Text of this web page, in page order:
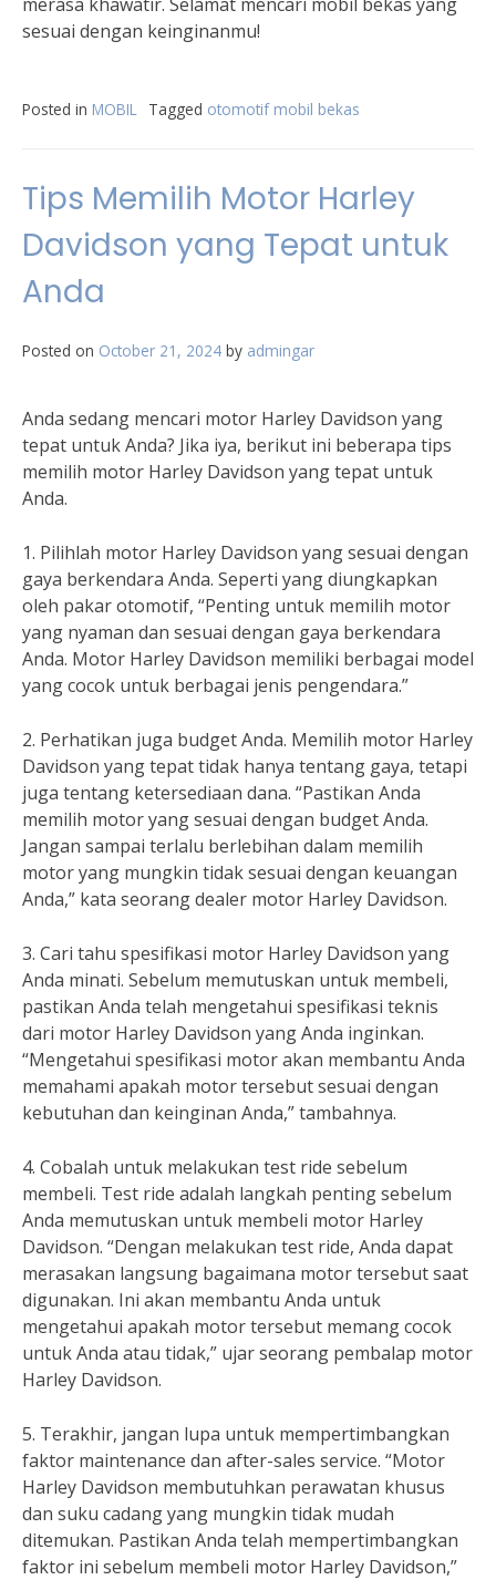
sesuai dengan keinginanmu!
Posted in MOBIL Tagged otomotif mobil bekas
Tips Memilih Motor Harley
Davidson yang Tepat untuk
Anda
Posted on October 21, 2024 by admingar
Anda sedang mencari motor Harley Davidson yang
tepat untuk Anda? Jika iya, berikut ini beberapa tips
memilih motor Harley Davidson yang tepat untuk
Anda.
1. Pilihlah motor Harley Davidson yang sesuai dengan
gaya berkendara Anda. Seperti yang diungkapkan
oleh pakar otomotif, “Penting untuk memilih motor
yang nyaman dan sesuai dengan gaya berkendara
Anda. Motor Harley Davidson memiliki berbagai model
yang cocok untuk berbagai jenis pengendara.”
2. Perhatikan juga budget Anda. Memilih motor Harley
Davidson yang tepat tidak hanya tentang gaya, tetapi
juga tentang ketersediaan dana. “Pastikan Anda
memilih motor yang sesuai dengan budget Anda.
Jangan sampai terlalu berlebihan dalam memilih
motor yang mungkin tidak sesuai dengan keuangan
Anda,” kata seorang dealer motor Harley Davidson.
3. Cari tahu spesifikasi motor Harley Davidson yang
Anda minati. Sebelum memutuskan untuk membeli,
pastikan Anda telah mengetahui spesifikasi teknis
dari motor Harley Davidson yang Anda inginkan.
“Mengetahui spesifikasi motor akan membantu Anda
memahami apakah motor tersebut sesuai dengan
kebutuhan dan keinginan Anda,” tambahnya.
4. Cobalah untuk melakukan test ride sebelum
membeli. Test ride adalah langkah penting sebelum
Anda memutuskan untuk membeli motor Harley
Davidson. “Dengan melakukan test ride, Anda dapat
merasakan langsung bagaimana motor tersebut saat
digunakan. Ini akan membantu Anda untuk
mengetahui apakah motor tersebut memang cocok
untuk Anda atau tidak,” ujar seorang pembalap motor
Harley Davidson.
5. Terakhir, jangan lupa untuk mempertimbangkan
faktor maintenance dan after-sales service. “Motor
Harley Davidson membutuhkan perawatan khusus
dan suku cadang yang mungkin tidak mudah
ditemukan. Pastikan Anda telah mempertimbangkan
faktor ini sebelum membeli motor Harley Davidson,”